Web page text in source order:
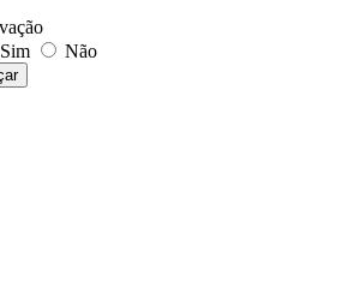
Sim
Não